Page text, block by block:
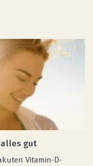
gut
Vitamin-D-